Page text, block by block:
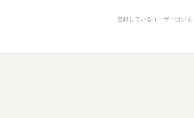
登録しているユーザーはいま